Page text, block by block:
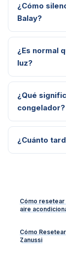
¿Cómo
Balay?
¿Es normal
luz?
¿Qué
congelador?
¿Cuánto
Cómo resetear
aire
Cómo
Zanussi